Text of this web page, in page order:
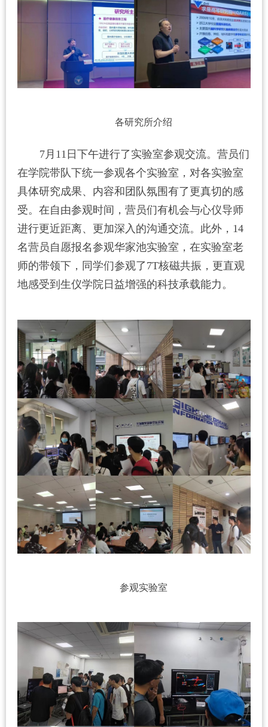
各研究所介绍
7月 11 日下午进行了实验室参观交流。营员们
在学院带队下统一参观各个实验室，对各实验室
具体研究成果、内容和团队氛围有了更真切的感
受。在自由参观时间，营员们有机会与心仪导师
进行更近距离、更加深入的沟通交流。此外， 14
名营员自愿报名参观华家池实验室，在实验室老
师的带领下，同学们参观了7T核磁共振，更直观
地感受到生仪学院日益增强的科技承载能力。
参观实验室